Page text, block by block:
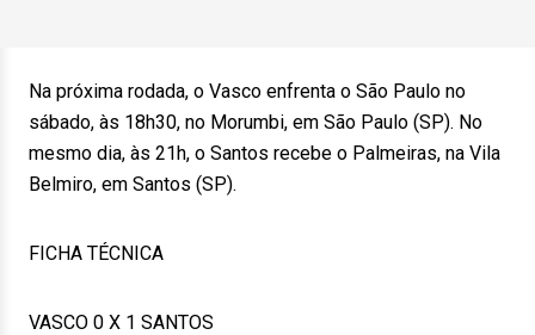
Na próxima rodada, o Vasco enfrenta o São Paulo no
sábado, às 18h30, no Morumbi, em São Paulo (SP). No
mesmo dia, às 21h, o Santos recebe o Palmeiras, na Vila
Belmiro, em Santos (SP).
FICHA TÉCNICA
VASCO 0 X 1 SANTOS